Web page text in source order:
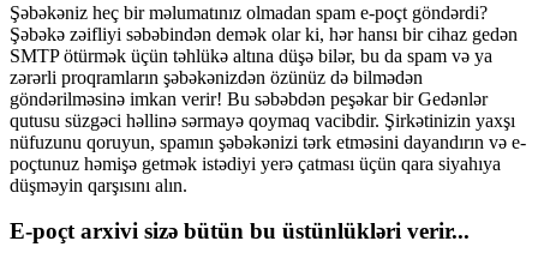
Şəbəkəniz heç bir məlumatınız olmadan spam e-poçt göndərdi?
Şəbəkə zəifliyi səbəbindən demək olar ki, hər hansı bir cihaz gedən
SMTP ötürmək üçün təhlükə altına düşə bilər, bu da spam və ya
zərərli proqramların şəbəkənizdən özünüz də bilmədən
göndərilməsinə imkan verir! Bu səbəbdən peşəkar bir Gedənlər
qutusu süzgəci həllinə sərmayə qoymaq vacibdir. Şirkətinizin yaxşı
nüfuzunu qoruyun, spamın şəbəkənizi tərk etməsini dayandırın və e-
poçtunuz həmişə getmək istədiyi yerə çatması üçün qara siyahıya
düşməyin qarşısını alın.
E-poçt arxivi sizə bütün bu üstünlükləri verir...